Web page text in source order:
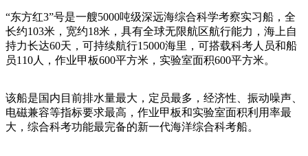
“东方红3”号是一艘5000吨级深远海综合科学考察实习船，全
长约103米，宽约18米，具有全球无限航区航行能力，海上自
持力长达60天，可持续航行15000海里，可搭载科考人员和船
员110人，作业甲板600平方米，实验室面积600平方米。
该船是国内目前排水量最大，定员最多，经济性、振动噪声、
电磁兼容等指标要求最高，作业甲板和实验室面积利用率最
大，综合科考功能最完备的新一代海洋综合科考船。